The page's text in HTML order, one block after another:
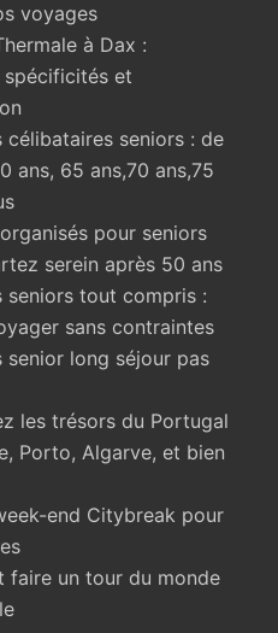
voyages
à Dax :
spécificités et
célibataires seniors : de
ans, 65 ans,70 ans,75
pour seniors
serein après 50 ans
seniors tout compris :
sans contraintes
senior long séjour pas
les trésors du Portugal
Porto, Algarve, et bien
end Citybreak pour
faire un tour du monde